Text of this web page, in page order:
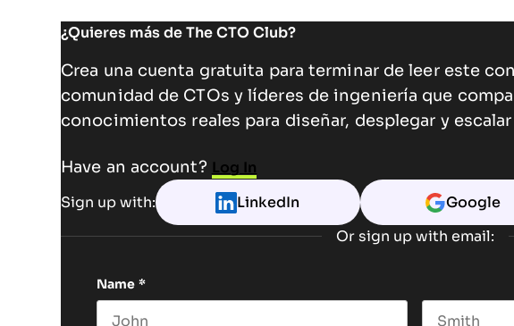
¿Quieres más de The CTO Club?
Crea una cuenta gratuita para terminar de leer este
comunidad de CTOs y líderes de ingeniería que
conocimientos reales para diseñar, desplegar y
Have an account? Log In
Sign up with: LinkedIn Google
Or sign up with email:
Name *